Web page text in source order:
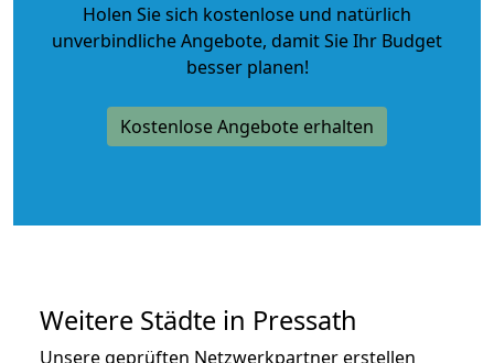
Holen Sie sich kostenlose und natürlich
unverbindliche Angebote, damit Sie Ihr Budget
besser planen!
Kostenlose Angebote erhalten
Weitere Städte in Pressath
Unsere geprüften Netzwerkpartner erstellen